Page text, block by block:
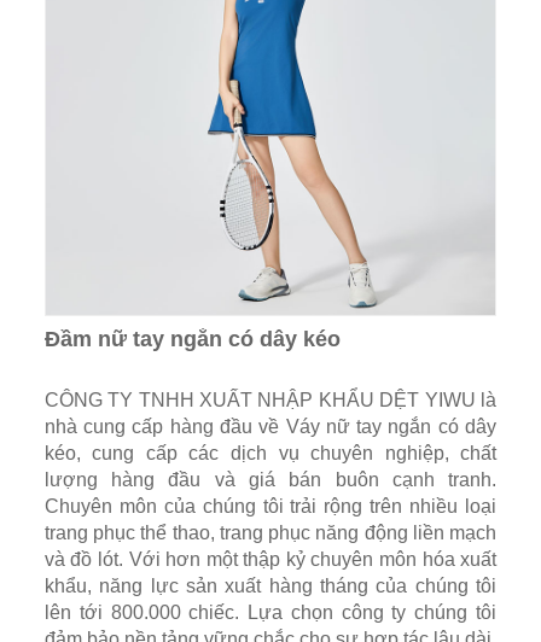
Đầm nữ tay ngắn có dây kéo
CÔNG TY TNHH XUẤT NHẬP KHẨU DỆT YIWU là
nhà cung cấp hàng đầu về Váy nữ tay ngắn có dây
kéo, cung cấp các dịch vụ chuyên nghiệp, chất
lượng hàng đầu và giá bán buôn cạnh tranh.
Chuyên môn của chúng tôi trải rộng trên nhiều loại
trang phục thể thao, trang phục năng động liền mạch
và đồ lót. Với hơn một thập kỷ chuyên môn hóa xuất
khẩu, năng lực sản xuất hàng tháng của chúng tôi
lên tới 800.000 chiếc. Lựa chọn công ty chúng tôi